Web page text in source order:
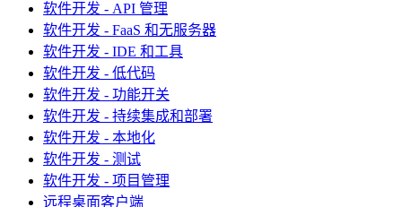
软件开发 - API 管理
软件开发 - FaaS 和无服务器
软件开发 - IDE 和工具
软件开发 - 低代码
软件开发 - 功能开关
软件开发 - 持续集成和部署
软件开发 - 本地化
软件开发 - 测试
软件开发 - 项目管理
远程桌面客户端